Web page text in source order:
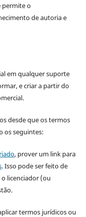
permite o
de autoria e
em qualquer suporte
e criar a partir do
desde que os termos
os seguintes:
, prover um link para
. Isso pode ser feito de
licenciador (ou
termos jurídicos ou